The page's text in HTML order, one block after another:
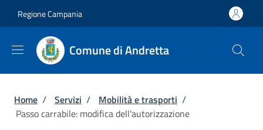
Regione Campania
Comune di Andretta
Briciole di pane
Home / Servizi / Mobilità e trasporti /
Passo carrabile: modifica dell'autorizzazione